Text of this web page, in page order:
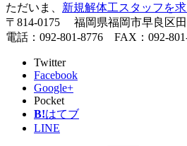
ただいま、 新規解体工スタッフを
〒814-0175 福岡県福岡市早良区田
電話：092-801-8776 FAX：092-
Twitter
Facebook
Google+
Pocket
B!はてブ
LINE